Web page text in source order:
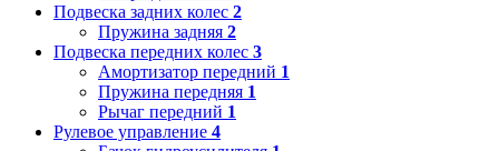
Подвеска задних колес 2
Пружина задняя 2
Подвеска передних колес 3
Амортизатор передний 1
Пружина передняя 1
Рычаг передний 1
Рулевое управление 4